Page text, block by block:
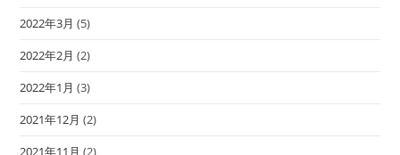
2022年3月 (5)
2022年2月 (2)
2022年1月 (3)
2021年12月 (2)
2021年11月 (2)